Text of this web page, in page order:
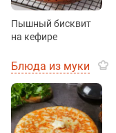
Пышный бисквит
на кефире
Блюда из муки